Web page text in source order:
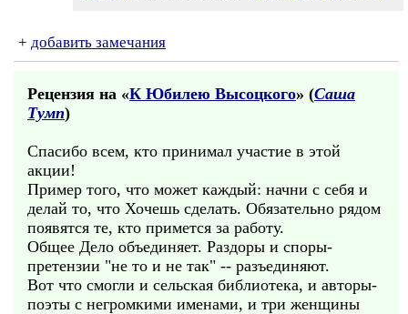
+ добавить замечания
Рецензия на «К Юбилею Высоцкого» (Саша
Тумп)
Спасибо всем, кто принимал участие в этой
акции!
Пример того, что может каждый: начни с себя и
делай то, что Хочешь сделать. Обязательно рядом
появятся те, кто примется за работу.
Общее Дело объединяет. Раздоры и споры-
претензии "не то и не так" -- разъединяют.
Вот что смогли и сельская библиотека, и авторы-
поэты с негромкими именами, и три женщины